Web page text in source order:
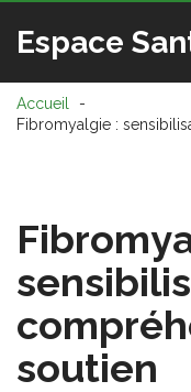
Accueil
Fibromyalgie :
soutien